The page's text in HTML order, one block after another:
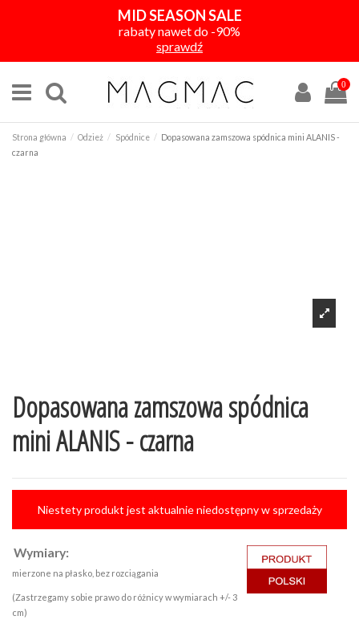
MID SEASON SALE
rabaty nawet do -90%
sprawdź
0
Strona główna Odzież Spódnice
Dopasowana zamszowa spódnica mini ALANIS -
czarna
Dopasowana zamszowa spódnica
mini ALANIS - czarna
Niestety produkt jest aktualnie niedostępny w sprzedaży
Wymiary:
mierzone na płasko, bez rozciągania
(Zastrzegamy sobie prawo do różnicy w wymiarach +/- 3
cm)